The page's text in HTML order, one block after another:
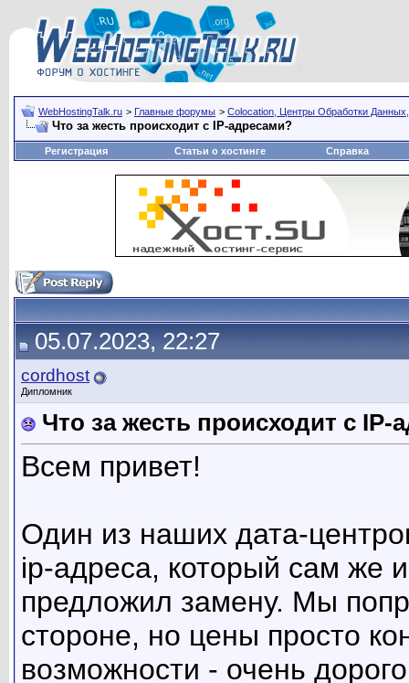
WebHostingTalk.ru > Главные форумы > Сolocation, Центры Обработки
Что за жесть происходит с IP-адресами?
Регистрация Статьи о хостинге Справка
05.07.2023, 22:27
cordhost
Дипломник
Что за жесть происходит с IP-
Всем привет!
Один из наших дата-
ip-адреса, который сам же
предложил замену. Мы
стороне, но цены просто
возможности - очень